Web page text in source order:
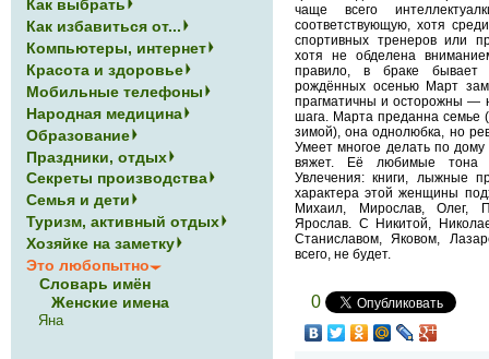
чаще всего
соответствующую, хотя
спортивных тренеров или
хотя не обделена
правило, в браке бывает
рождённых осенью Март
прагматичны и осторожны —
шага. Марта преданна семье
зимой), она однолюбка, но
Умеет многое делать по
вяжет. Её любимые тона
Увлечения: книги, лыжные
характера этой женщины
Михаил, Мирослав, Олег,
Ярослав. С Никитой,
Станиславом, Яковом,
всего, не будет.
0
Как выбрать
Как избавиться от...
Компьютеры, интернет
Красота и здоровье
Мобильные телефоны
Народная медицина
Образование
Праздники, отдых
Секреты производства
Семья и дети
Туризм, активный отдых
Хозяйке на заметку
Это любопытно
Словарь имён
Женские имена
Яна